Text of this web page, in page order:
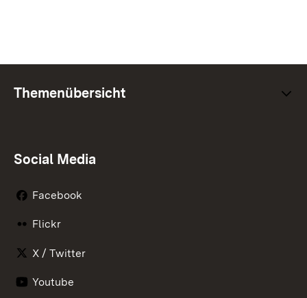
Themenübersicht
Social Media
Facebook
Flickr
X / Twitter
Youtube